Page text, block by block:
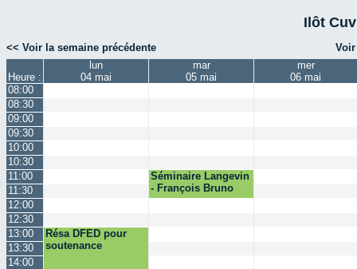
Ilôt
<< Voir la semaine précédente
Heure :
lun
04 mai
mar
05 mai
mer
06 mai
08:00
08:30
09:00
09:30
10:00
10:30
11:00
Séminaire Langevin
- François Bruno
11:30
12:00
12:30
13:00
Résa DFED pour
soutenance
13:30
14:00